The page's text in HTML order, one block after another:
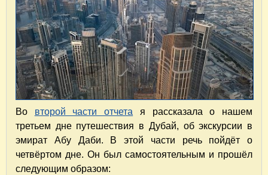
Во второй части отчета я рассказала о нашем
третьем дне путешествия в Дубай, об экскурсии в
эмират Абу Даби. В этой части речь пойдёт о
четвёртом дне. Он был самостоятельным и прошёл
следующим образом: